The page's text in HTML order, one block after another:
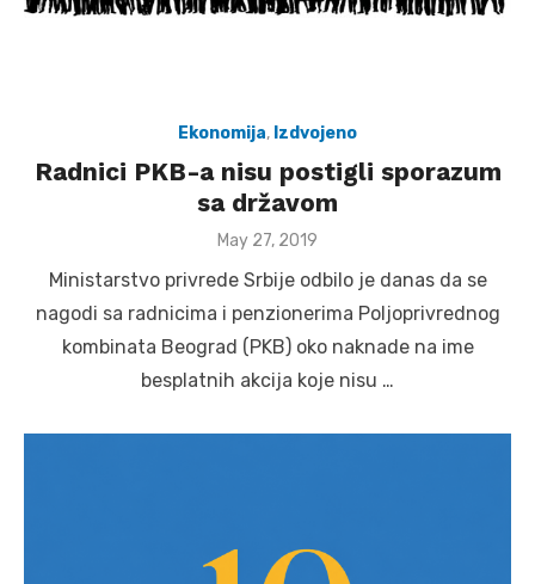
Ekonomija, Izdvojeno
Radnici PKB-a nisu postigli sporazum
sa državom
Posted
May 27, 2019
Ministarstvo privrede Srbije odbilo je danas da se
nagodi sa radnicima i penzionerima Poljoprivrednog
kombinata Beograd (PKB) oko naknade na ime
besplatnih akcija koje nisu …